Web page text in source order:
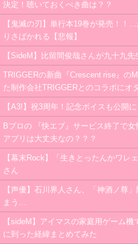
決定！聴いておくべき曲は？？
【鬼滅の刃】単行本19巻が発売！！
りさばかれる【悲報】
【SideM】比留間俊哉さんが九十九
TRIGGERの新曲『Crescent rise』の
た制作会社TRIGGERとのコラボにオ
【A3!】祝3周年！記念ボイスも公開
Bプロの 『快エブ』サービス終了で
アプリは大丈夫なの？？？
【幕末Rock】「生きとったんかワレ
さん
【声優】石川界人さん、「神酒ノ尊
まう…
【sideM】アイマスの家庭用ゲーム
に到った経緯まとめてみた